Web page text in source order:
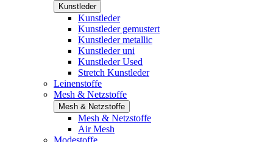
Kunstleder
Kunstleder
Kunstleder gemustert
Kunstleder metallic
Kunstleder uni
Kunstleder Used
Stretch Kunstleder
Leinenstoffe
Mesh & Netzstoffe
Mesh & Netzstoffe
Mesh & Netzstoffe
Air Mesh
Modestoffe